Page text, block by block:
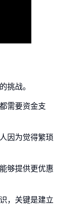
挑战。
需要资金支
因为觉得繁琐
够提供更优惠
，关键是建立